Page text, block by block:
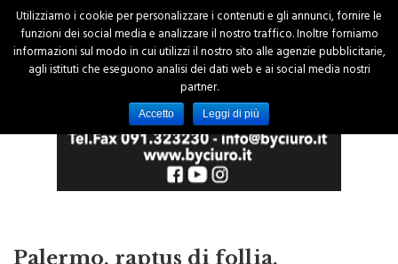
Palermo, raptus di follia,
Utilizziamo i cookie per personalizzare i contenuti e gli annunci, fornire le
funzioni dei social media e analizzare il nostro traffico. Inoltre forniamo
informazioni sul modo in cui utilizzi il nostro sito alle agenzie pubblicitarie,
agli istituti che eseguono analisi dei dati web e ai social media nostri
partner.
Accetto Leggi di più